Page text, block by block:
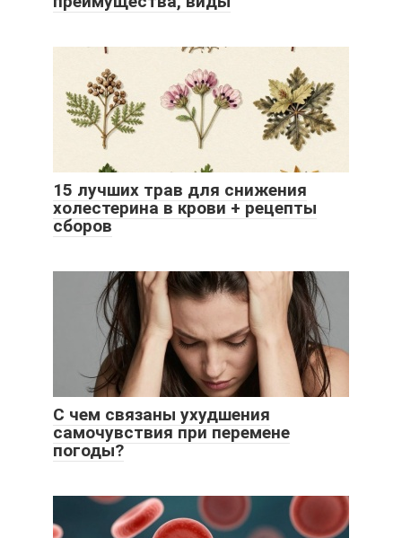
15 лучших трав для снижения
холестерина в крови + рецепты
сборов
С чем связаны ухудшения
самочувствия при перемене
погоды?